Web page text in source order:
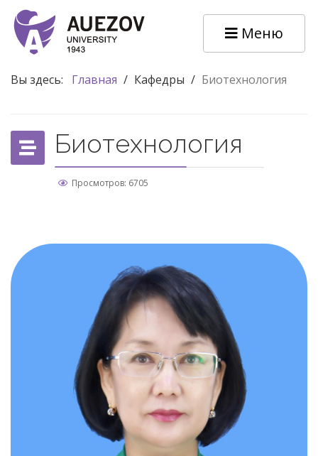
Меню
Вы здесь: Главная / Кафедры / Биотехнология
Биотехнология
Просмотров: 6705